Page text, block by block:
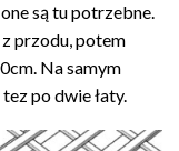
są tu potrzebne.
przodu, potem
Na samym
po dwie łaty.